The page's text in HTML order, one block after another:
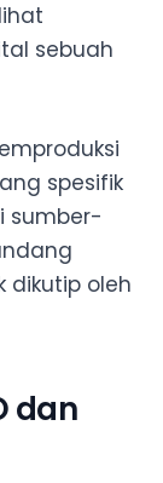
sebuah
spesifik
sumber-
dikutip oleh
dan